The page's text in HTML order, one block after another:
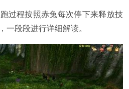
程按照赤兔每次停下来释放技
一段段进行详细解读。